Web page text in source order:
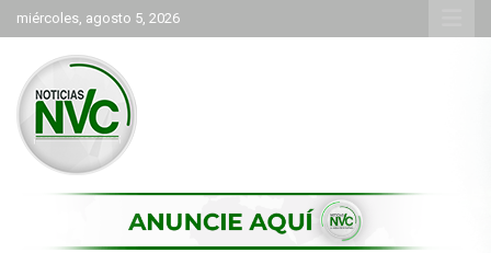
Saltar
al
contenido
miércoles, agosto 5, 2026
NVC Noticias